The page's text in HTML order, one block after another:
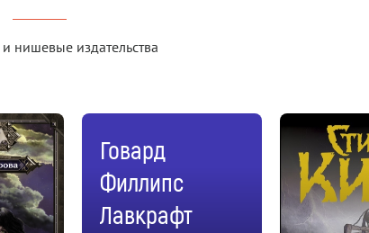
нишевые издательства
Говард
Филлипс
Лавкрафт